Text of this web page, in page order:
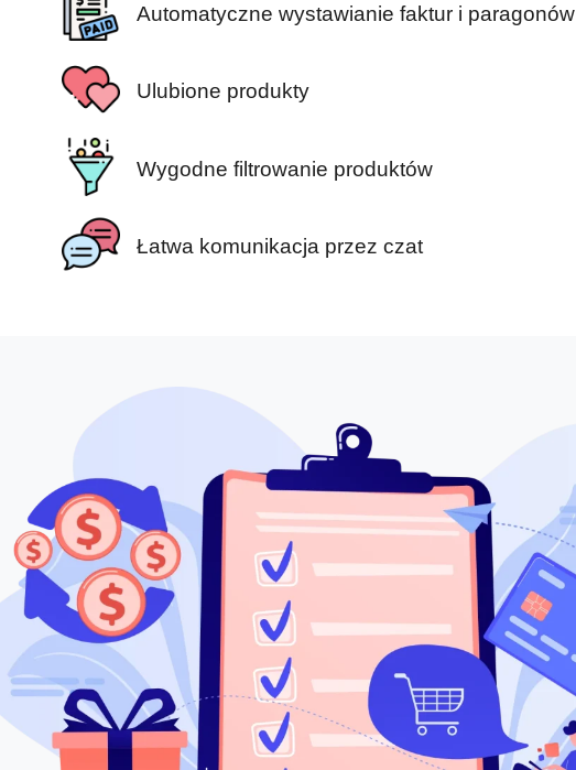
Automatyczne wystawianie faktur i paragonów
Ulubione produkty
Wygodne filtrowanie produktów
Łatwa komunikacja przez czat